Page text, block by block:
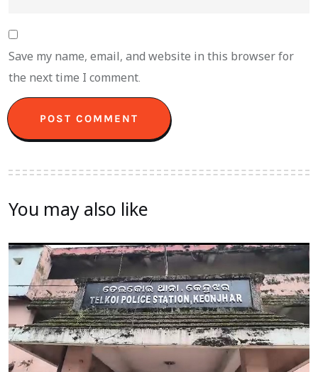
Save my name, email, and website in this browser for
the next time I comment.
You may also like